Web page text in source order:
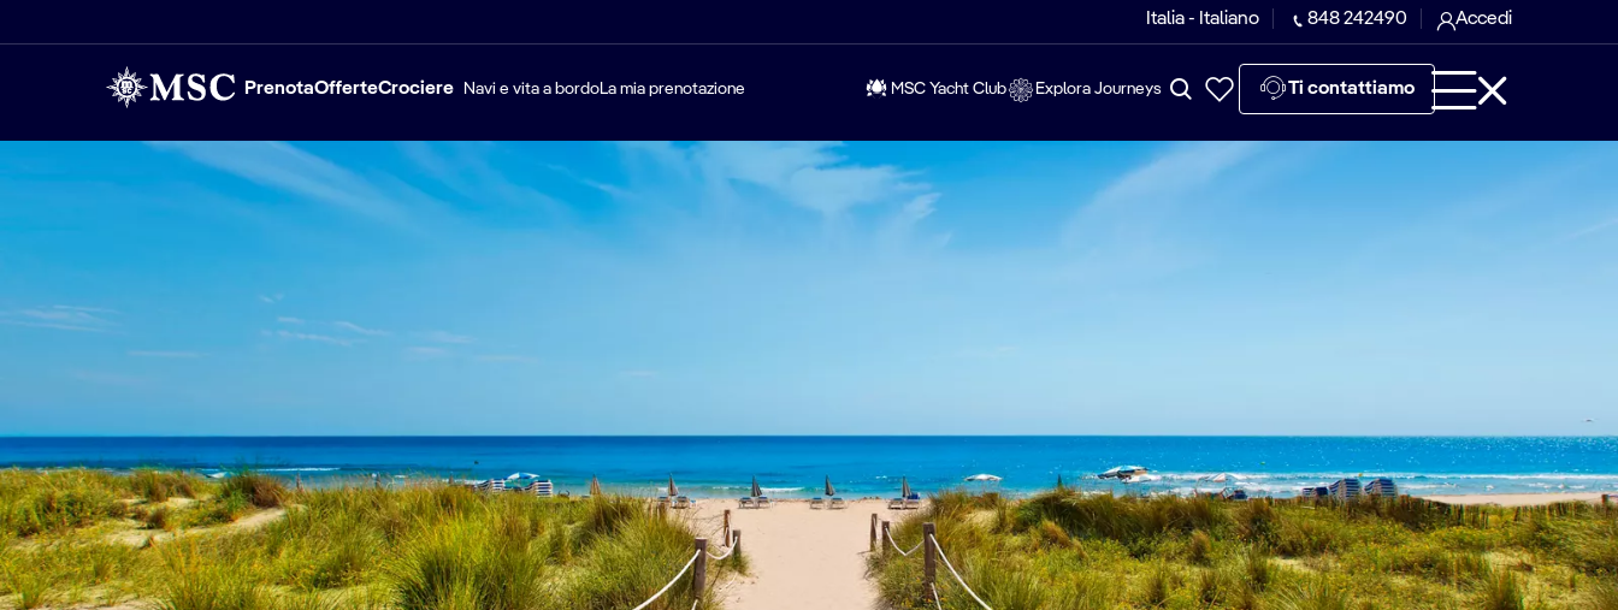
Italia - Italiano 848 242490 Accedi
PrenotaOfferteCrociere Navi e vita a bordoLa mia prenotazione MSC Yacht Club Explora Journeys Ti contattiamo